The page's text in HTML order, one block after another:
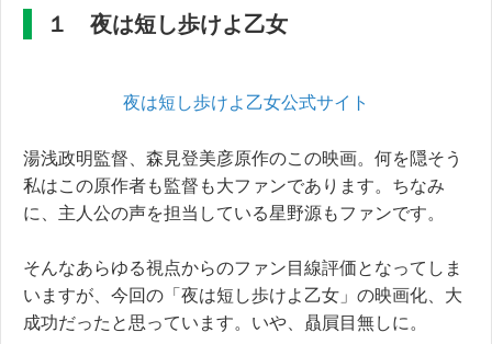
１ 夜は短し歩けよ乙女
夜は短し歩けよ乙女公式サイト
湯浅政明監督、森見登美彦原作のこの映画。何を隠そう
私はこの原作者も監督も大ファンであります。ちなみ
に、主人公の声を担当している星野源もファンです。
そんなあらゆる視点からのファン目線評価となってしま
いますが、今回の「夜は短し歩けよ乙女」の映画化、大
成功だったと思っています。いや、贔屓目無しに。